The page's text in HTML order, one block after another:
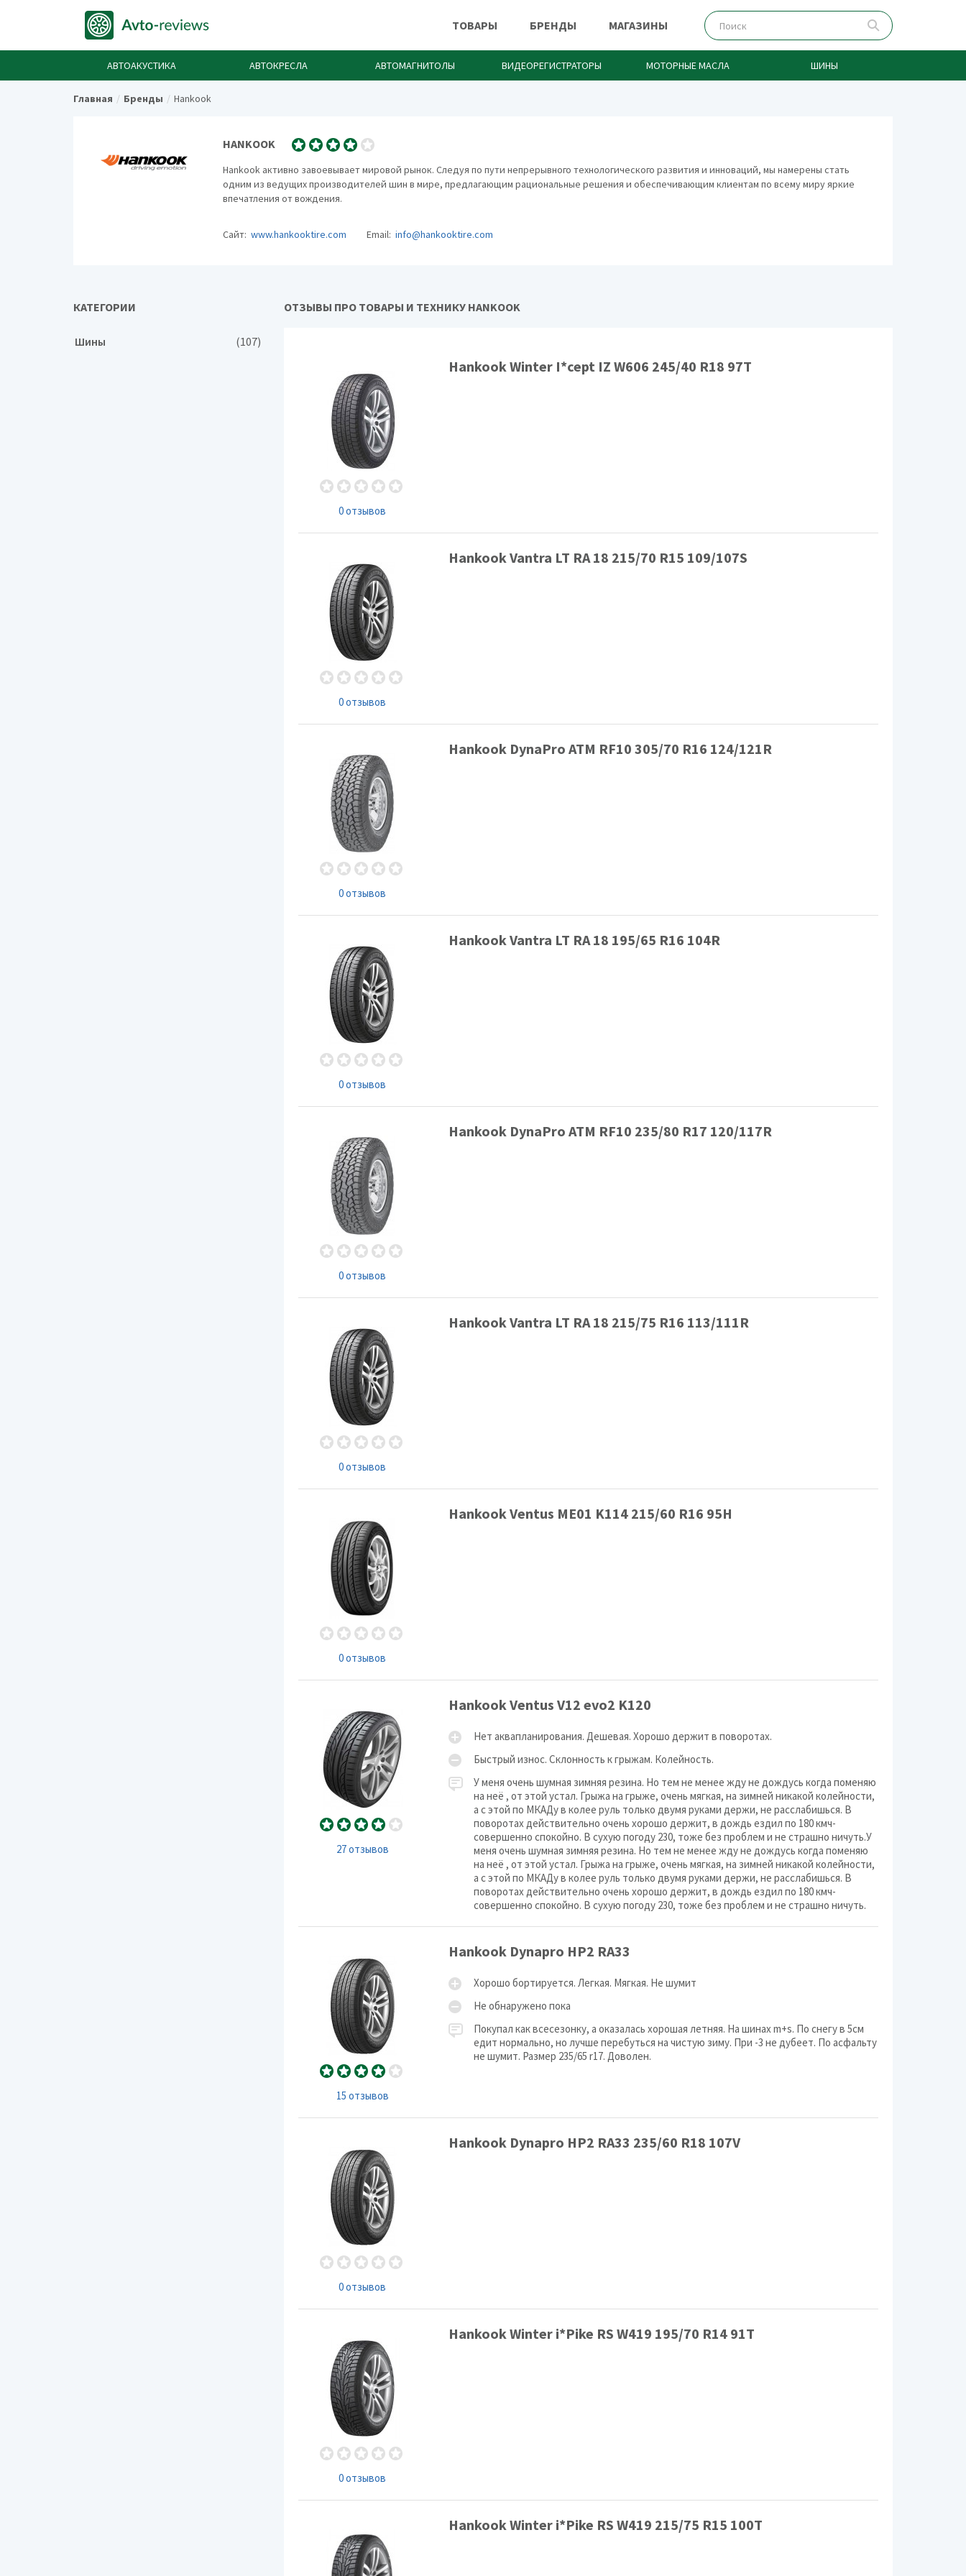
ТОВАРЫ БРЕНДЫ МАГАЗИНЫ
АВТОАКУСТИКА АВТОКРЕСЛА АВТОМАГНИТОЛЫ ВИДЕОРЕГИСТРАТОРЫ МОТОРНЫЕ МАСЛА ШИНЫ
Главная Бренды Hankook
HANKOOK
Hankook активно завоевывает мировой рынок. Следуя по пути непрерывного технологического развития и инноваций, мы намерены стать
одним из ведущих производителей шин в мире, предлагающим рациональные решения и обеспечивающим клиентам по всему миру яркие
впечатления от вождения.
Сайт: www.hankooktire.com Email: info@hankooktire.com
КАТЕГОРИИ
Шины (107)
ОТЗЫВЫ ПРО ТОВАРЫ И ТЕХНИКУ HANKOOK
0 отзывов
Hankook Winter I*cept IZ W606 245/40 R18 97T
0 отзывов
Hankook Vantra LT RA 18 215/70 R15 109/107S
0 отзывов
Hankook DynaPro ATM RF10 305/70 R16 124/121R
0 отзывов
Hankook Vantra LT RA 18 195/65 R16 104R
0 отзывов
Hankook DynaPro ATM RF10 235/80 R17 120/117R
0 отзывов
Hankook Vantra LT RA 18 215/75 R16 113/111R
0 отзывов
Hankook Ventus ME01 K114 215/60 R16 95H
27 отзывов
Hankook Ventus V12 evo2 K120
Нет аквапланирования. Дешевая. Хорошо держит в поворотах.
Быстрый износ. Склонность к грыжам. Колейность.
У меня очень шумная зимняя резина. Но тем не менее жду не дождусь когда поменяю
на неё , от этой устал. Грыжа на грыже, очень мягкая, на зимней никакой колейности,
а с этой по МКАДу в колее руль только двумя руками держи, не расслабишься. В
поворотах действительно очень хорошо держит, в дождь ездил по 180 кмч-
совершенно спокойно. В сухую погоду 230, тоже без проблем и не страшно ничуть.У
меня очень шумная зимняя резина. Но тем не менее жду не дождусь когда поменяю
на неё , от этой устал. Грыжа на грыже, очень мягкая, на зимней никакой колейности,
а с этой по МКАДу в колее руль только двумя руками держи, не расслабишься. В
поворотах действительно очень хорошо держит, в дождь ездил по 180 кмч-
совершенно спокойно. В сухую погоду 230, тоже без проблем и не страшно ничуть.
15 отзывов
Hankook Dynapro HP2 RA33
Хорошо бортируется. Легкая. Мягкая. Не шумит
Не обнаружено пока
Покупал как всесезонку, а оказалась хорошая летняя. На шинах m+s. По снегу в 5см
едит нормально, но лучше перебуться на чистую зиму. При -3 не дубеет. По асфальту
не шумит. Размер 235/65 r17. Доволен.
0 отзывов
Hankook Dynapro HP2 RA33 235/60 R18 107V
0 отзывов
Hankook Winter i*Pike RS W419 195/70 R14 91T
Hankook Winter i*Pike RS W419 215/75 R15 100T